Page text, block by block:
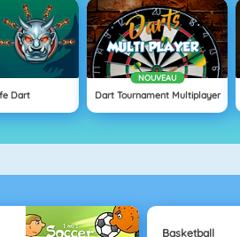
Dart
NOUVEAU
Dart Tournament Multiplayer
Basketball